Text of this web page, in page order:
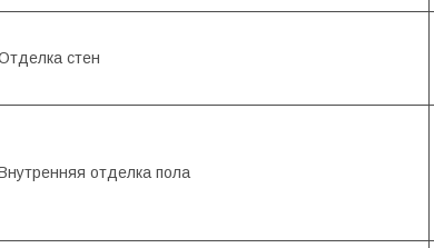
стен
отделка пола